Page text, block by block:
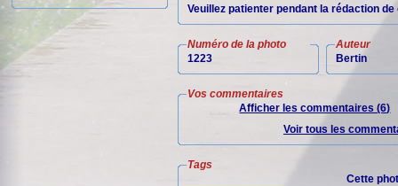
Veuillez patienter pendant la rédaction
Numéro de la photo
1223
Auteur
Bertin
Vos commentaires
Afficher les commentaires (6)
Voir tous les
Tags
Cette